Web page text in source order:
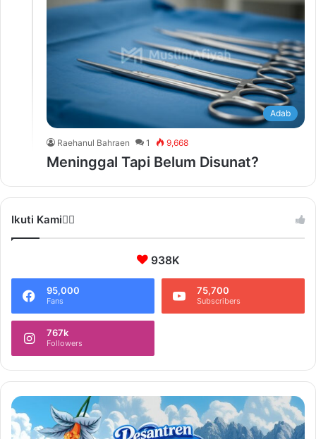
Adab
Raehanul Bahraen 1 9,668
Meninggal Tapi Belum Disunat?
Ikuti Kami❤️‍🔥
938K
95,000
Fans
75,700
Subscribers
767k
Followers